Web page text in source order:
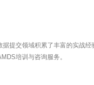
提交领域积累了丰富的实战
培训与咨询服务。